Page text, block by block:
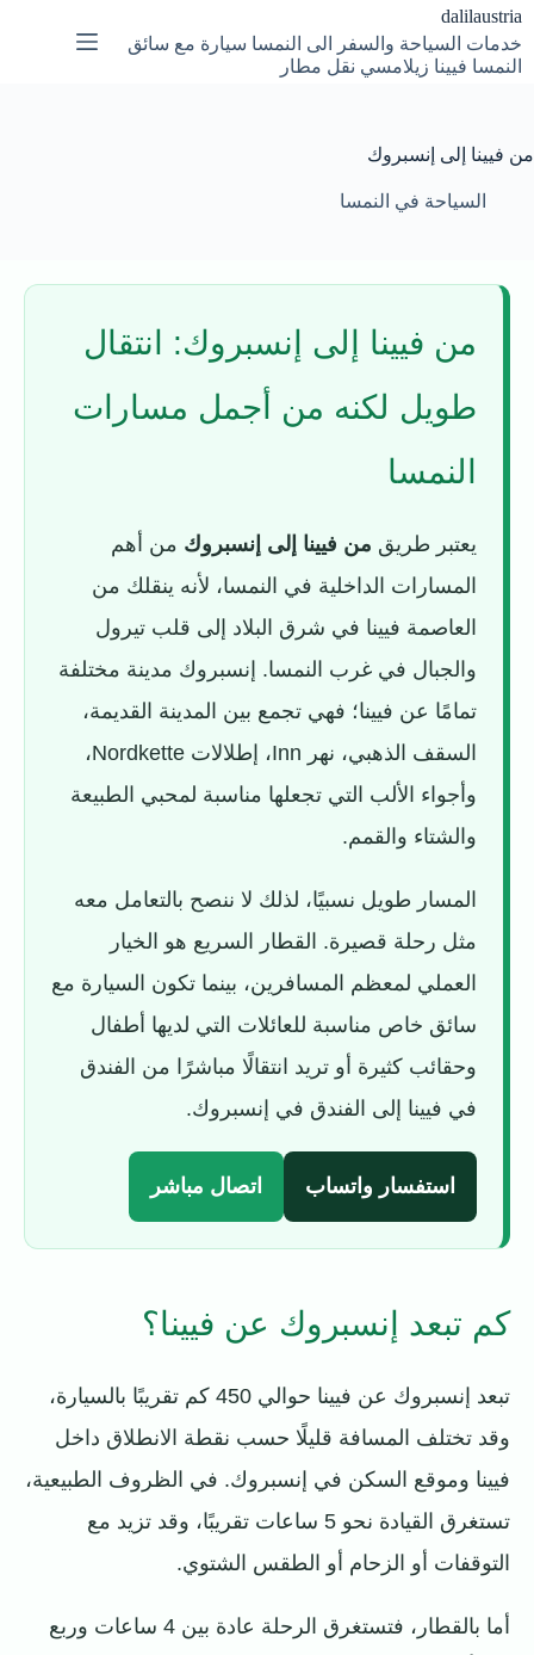
التجاوز
المحتوى
dalilaustria
خدمات السياحة والسفر الى النمسا سيارة مع سائق
النمسا فيينا زيلامسي نقل مطار
من فيينا إلى إنسبروك
السياحة في النمسا
من فيينا إلى إنسبروك: انتقال
طويل لكنه من أجمل مسارات
النمسا
يعتبر طريق من فيينا إلى إنسبروك من أهم
المسارات الداخلية في النمسا، لأنه ينقلك من
العاصمة فيينا في شرق البلاد إلى قلب تيرول
والجبال في غرب النمسا. إنسبروك مدينة مختلفة
تمامًا عن فيينا؛ فهي تجمع بين المدينة القديمة،
السقف الذهبي، نهر Inn، إطلالات Nordkette،
وأجواء الألب التي تجعلها مناسبة لمحبي الطبيعة
والشتاء والقمم.
المسار طويل نسبيًا، لذلك لا ننصح بالتعامل معه
مثل رحلة قصيرة. القطار السريع هو الخيار
العملي لمعظم المسافرين، بينما تكون السيارة مع
سائق خاص مناسبة للعائلات التي لديها أطفال
وحقائب كثيرة أو تريد انتقالًا مباشرًا من الفندق
في فيينا إلى الفندق في إنسبروك.
استفسار واتساب اتصال مباشر
كم تبعد إنسبروك عن فيينا؟
تبعد إنسبروك عن فيينا حوالي 450 كم تقريبًا بالسيارة،
وقد تختلف المسافة قليلًا حسب نقطة الانطلاق داخل
فيينا وموقع السكن في إنسبروك. في الظروف الطبيعية،
تستغرق القيادة نحو 5 ساعات تقريبًا، وقد تزيد مع
التوقفات أو الزحام أو الطقس الشتوي.
أما بالقطار، فتستغرق الرحلة عادة بين 4 ساعات وربع